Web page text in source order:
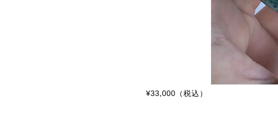
¥33,000（税込）